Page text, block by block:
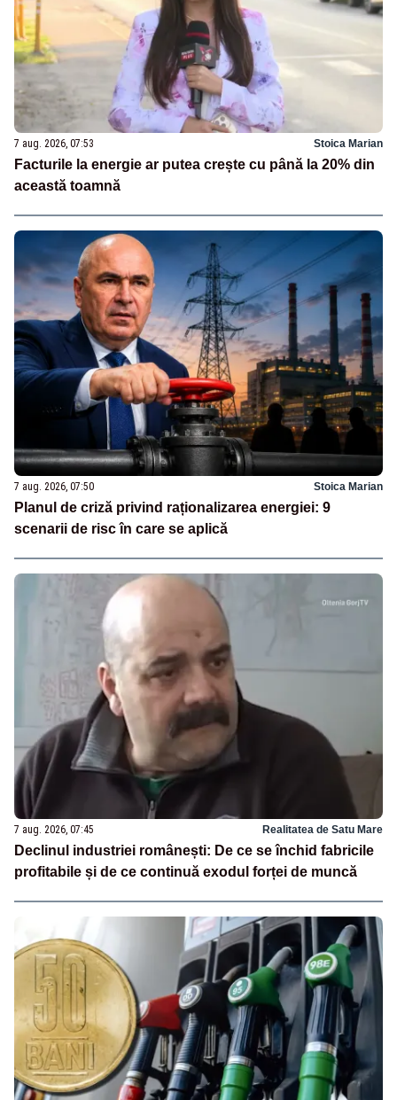
7 aug. 2026, 07:53 Stoica Marian
Facturile la energie ar putea crește cu până la 20% din
această toamnă
7 aug. 2026, 07:50 Stoica Marian
Planul de criză privind raționalizarea energiei: 9
scenarii de risc în care se aplică
7 aug. 2026, 07:45 Realitatea de Satu Mare
Declinul industriei românești: De ce se închid fabricile
profitabile și de ce continuă exodul forței de muncă